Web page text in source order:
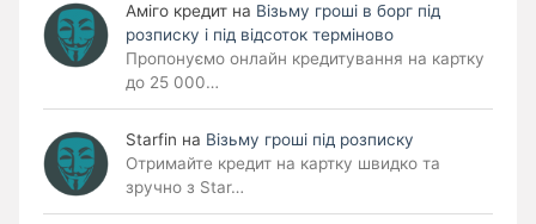
Аміго кредит на Візьму гроші в борг під
розписку і під відсоток терміново
Пропонуємо онлайн кредитування на картку
до 25 000…
Starfin на Візьму гроші під розписку
Отримайте кредит на картку швидко та
зручно з Star…